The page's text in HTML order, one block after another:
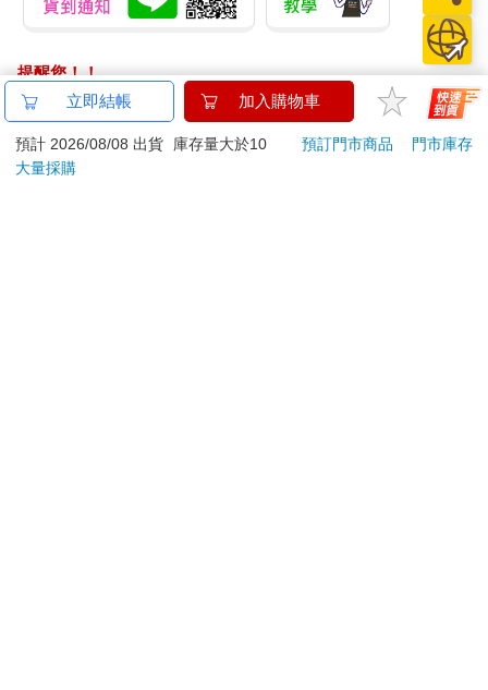
提醒您！！
金石堂及銀行均不會請您操作ATM! 如接獲電話要求您前往
ATM提款機，請不要聽從指示，以免受騙上當！
退換貨須知：
立即結帳 加入購物車
預計 2026/08/08 出貨 庫存量大於10 預訂門市商品
門市庫存
大量採購